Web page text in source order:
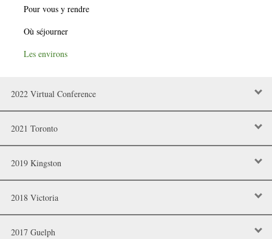
Pour vous y rendre
Où séjourner
Les environs
2022 Virtual Conference
2021 Toronto
2019 Kingston
2018 Victoria
2017 Guelph